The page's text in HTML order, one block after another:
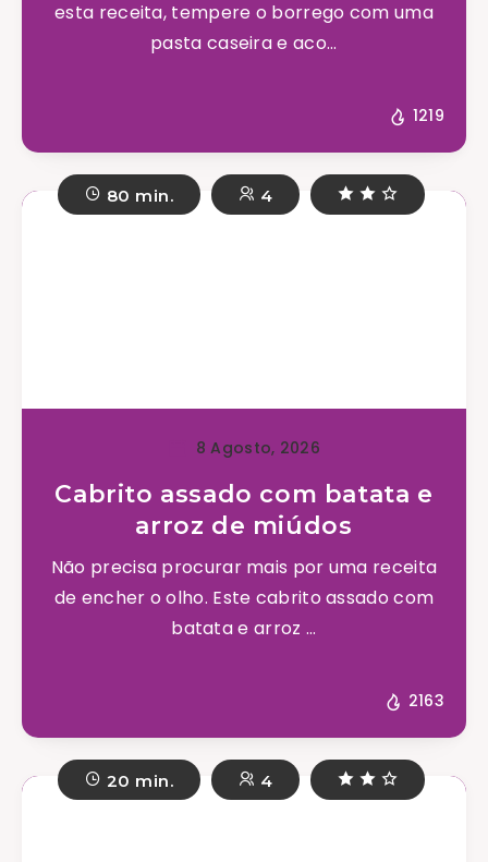
esta receita, tempere o borrego com uma
pasta caseira e aco...
1219
80 min. 4
8 Agosto, 2026
Cabrito assado com batata e
arroz de miúdos
Não precisa procurar mais por uma receita
de encher o olho. Este cabrito assado com
batata e arroz ...
2163
20 min. 4